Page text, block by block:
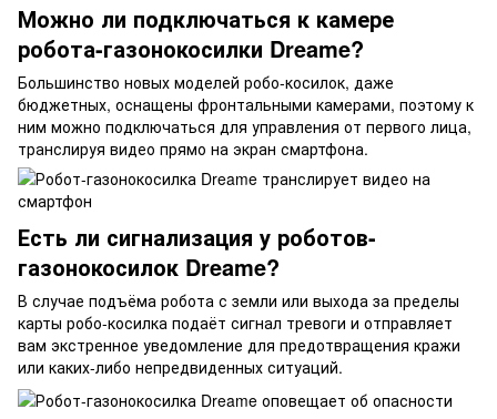
Можно ли подключаться к камере
робота-газонокосилки Dreame?
Большинство новых моделей робо-косилок, даже
бюджетных, оснащены фронтальными камерами, поэтому к
ним можно подключаться для управления от первого лица,
транслируя видео прямо на экран смартфона.
Есть ли сигнализация у роботов-
газонокосилок Dreame?
В случае подъёма робота с земли или выхода за пределы
карты робо-косилка подаёт сигнал тревоги и отправляет
вам экстренное уведомление для предотвращения кражи
или каких-либо непредвиденных ситуаций.